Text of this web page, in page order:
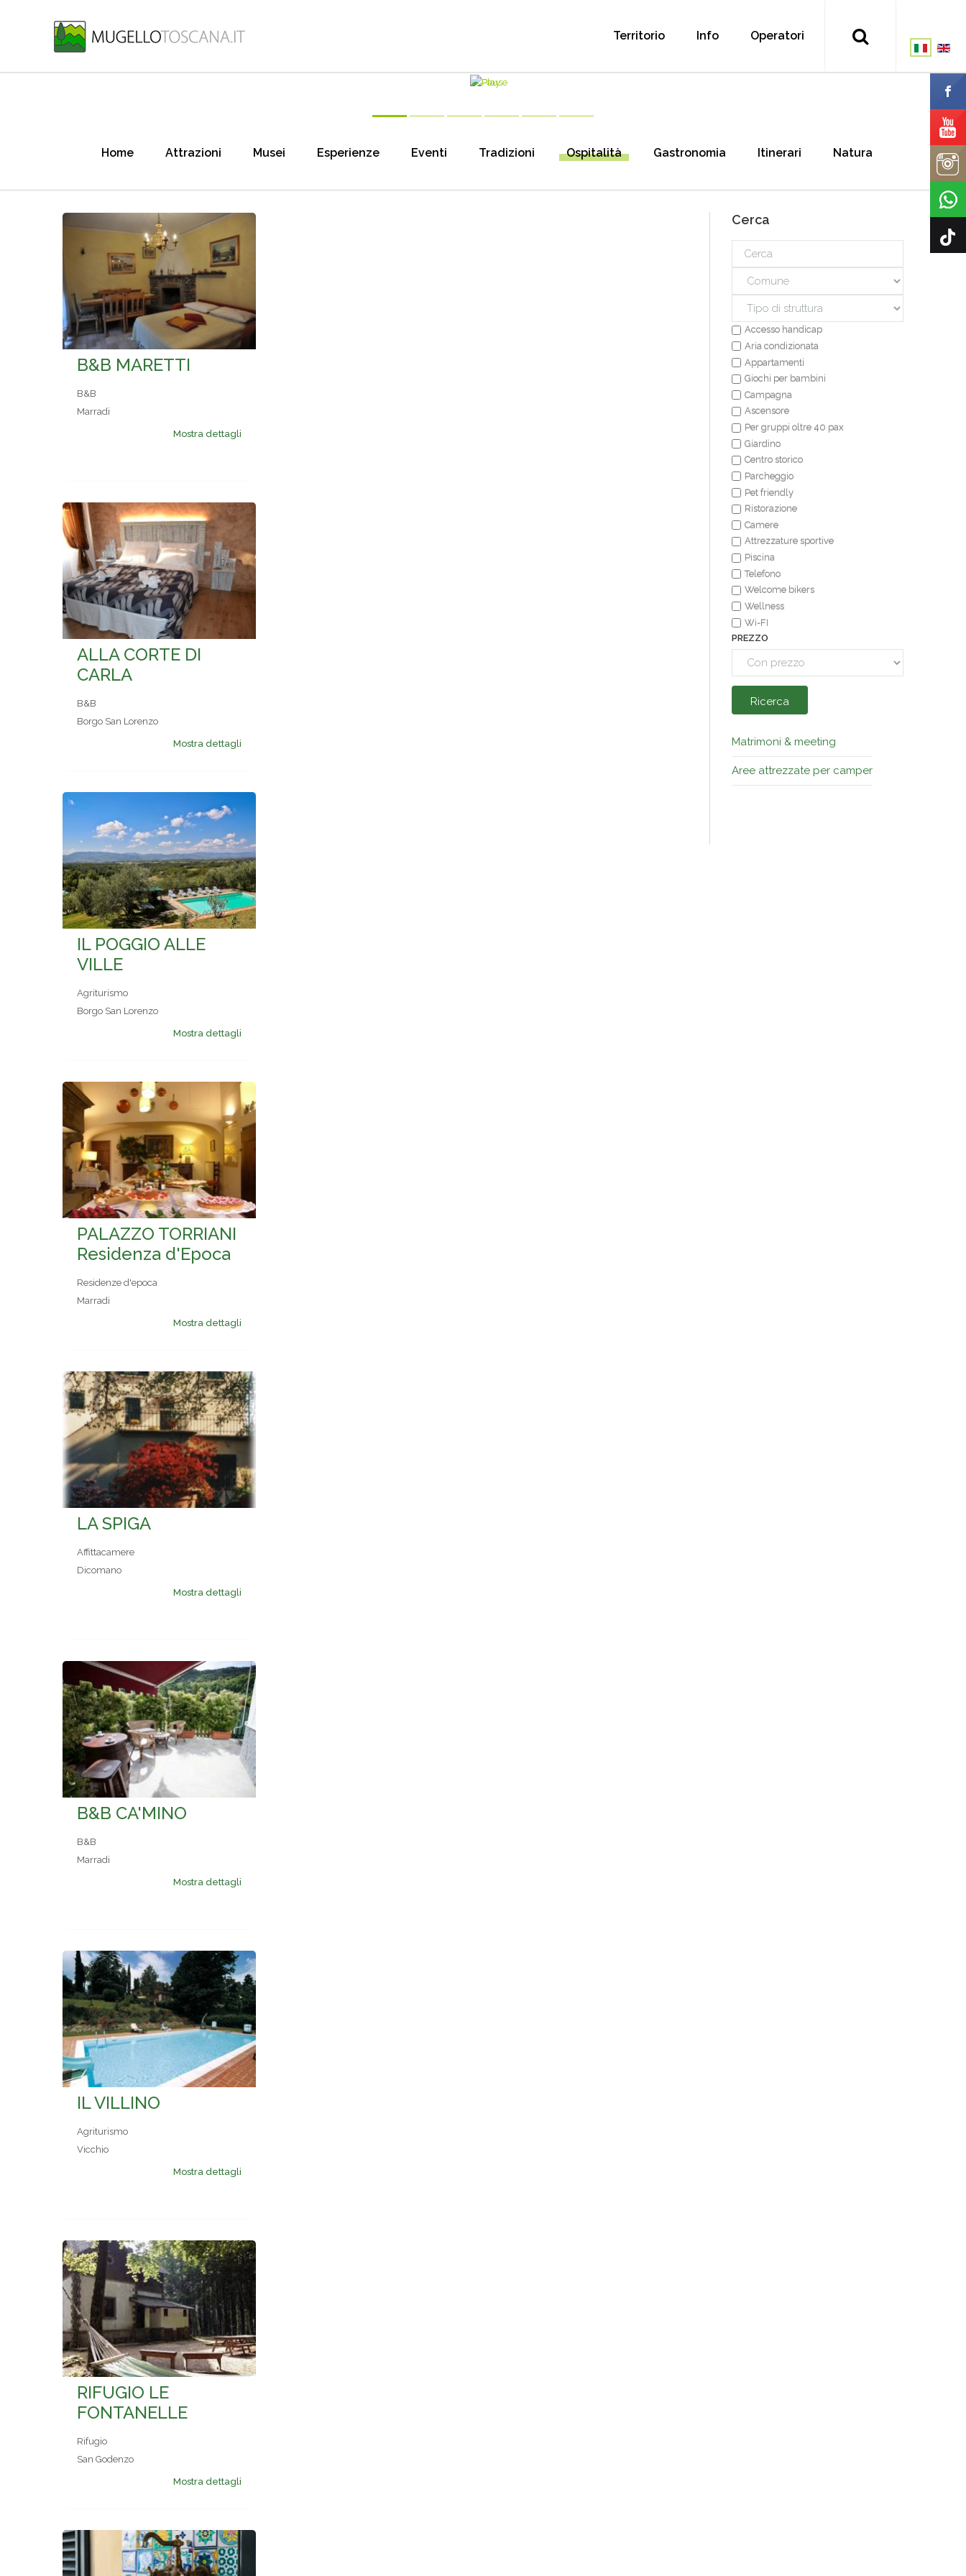
Territorio Info Operatori
Home Attrazioni Musei Esperienze Eventi Tradizioni Ospitalità Gastronomia Itinerari Natura
B&B MARETTI
B&B
Marradi
Mostra dettagli
ALLA CORTE DI
CARLA
B&B
Borgo San Lorenzo
Mostra dettagli
IL POGGIO ALLE
VILLE
Agriturismo
Borgo San Lorenzo
Mostra dettagli
PALAZZO TORRIANI
Residenza d'Epoca
Residenze d'epoca
Marradi
Mostra dettagli
LA SPIGA
Affittacamere
Dicomano
Mostra dettagli
B&B CA'MINO
B&B
Marradi
Mostra dettagli
IL VILLINO
Agriturismo
Vicchio
Mostra dettagli
RIFUGIO LE
FONTANELLE
Rifugio
San Godenzo
Mostra dettagli
Cerca
Accesso handicap
Aria condizionata
Appartamenti
Giochi per bambini
Campagna
Ascensore
Per gruppi oltre 40 pax
Giardino
Centro storico
Parcheggio
Pet friendly
Ristorazione
Camere
Attrezzature sportive
Piscina
Telefono
Welcome bikers
Wellness
Wi-FI
PREZZO
Ricerca
Matrimoni & meeting
Aree attrezzate per camper